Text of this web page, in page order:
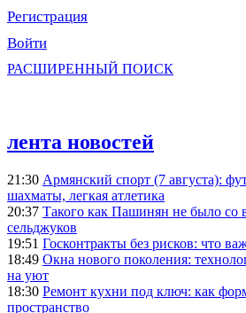
Регистрация
Войти
РАСШИРЕННЫЙ ПОИСК
лента новостей
21:30 Армянский спорт (7 августа):
шахматы, легкая атлетика
20:37 Такого как Пашинян не было со
сельджуков
19:51 Госконтракты без рисков: что
18:49 Окна нового поколения:
на уют
18:30 Ремонт кухни под ключ: как
пространство